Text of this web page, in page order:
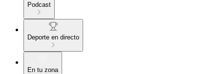
Podcast
Deporte en directo
En tu zona